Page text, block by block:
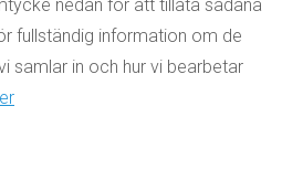
nedan för att tillåta sådana
fullständig information om de
samlar in och hur vi bearbetar